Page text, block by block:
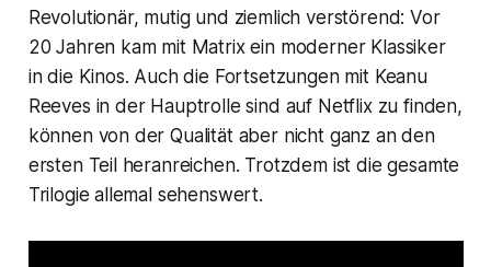
Revolutionär, mutig und ziemlich verstörend: Vor
20 Jahren kam mit Matrixein moderner Klassiker
in die Kinos. Auch die Fortsetzungen mit Keanu
Reeves in der Hauptrolle sind auf Netflix zu finden,
können von der Qualität aber nicht ganz an den
ersten Teil heranreichen. Trotzdem ist die gesamte
Trilogie allemal sehenswert.